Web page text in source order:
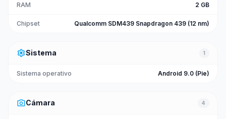
RAM 2 GB
Chipset Qualcomm SDM439 Snapdragon 439 (12 nm)
settingsSistema 1
Sistema operativo Android 9.0 (Pie)
photo_cameraCámara 4